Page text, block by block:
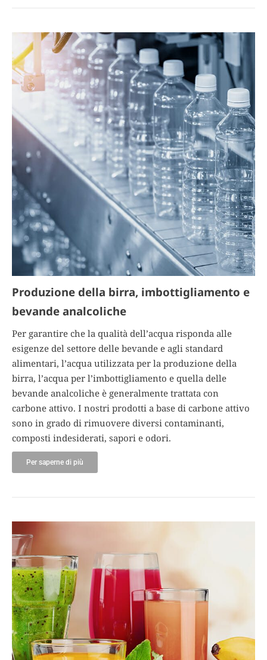
Produzione della birra, imbottigliamento e
bevande analcoliche
Per garantire che la qualità dell’acqua risponda alle
esigenze del settore delle bevande e agli standard
alimentari, l’acqua utilizzata per la produzione della
birra, l’acqua per l’imbottigliamento e quella delle
bevande analcoliche è generalmente trattata con
carbone attivo. I nostri prodotti a base di carbone attivo
sono in grado di rimuovere diversi contaminanti,
composti indesiderati, sapori e odori.
Per saperne di più